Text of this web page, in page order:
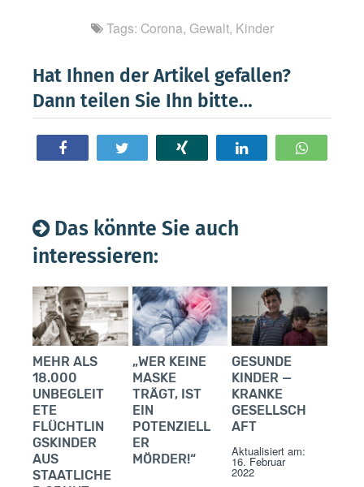
Tags: Corona, Gewalt, Kinder
Hat Ihnen der Artikel gefallen?
Dann teilen Sie Ihn bitte…
Twittern
Das könnte Sie auch
interessieren:
MEHR ALS
18.000
UNBEGLEIT
ETE
FLÜCHTLIN
GSKINDER
AUS
STAATLICHE
„WER KEINE
MASKE
TRÄGT, IST
EIN
POTENZIELL
ER
MÖRDER!“
GESUNDE
KINDER —
KRANKE
GESELLSCH
AFT
Aktualisiert am:
16. Februar
2022